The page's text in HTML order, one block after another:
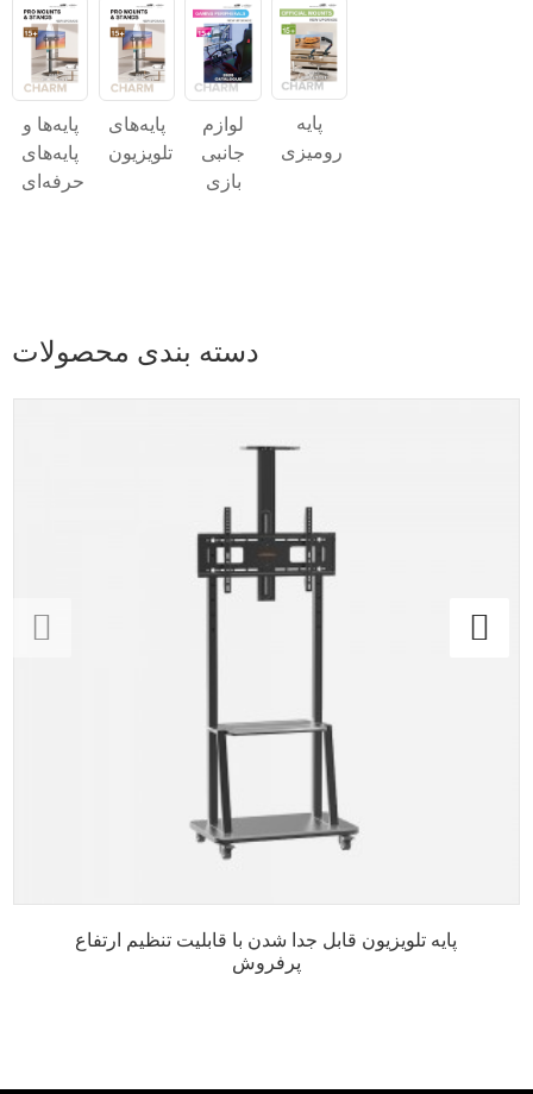
پایه‌ها و
پایه‌های
حرفه‌ای
پایه‌های
تلویزیون
لوازم
جانبی
بازی
پایه
رومیزی
دسته بندی محصولات
پایه تلویزیون قابل جدا شدن با قابلیت تنظیم ارتفاع
پرفروش